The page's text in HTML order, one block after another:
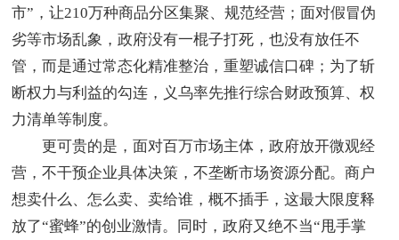
市”，让210万种商品分区集聚、规范经营；面对假冒伪
劣等市场乱象，政府没有一棍子打死，也没有放任不
管，而是通过常态化精准整治，重塑诚信口碑；为了斩
断权力与利益的勾连，义乌率先推行综合财政预算、权
力清单等制度。
更可贵的是，面对百万市场主体，政府放开微观经
营，不干预企业具体决策，不垄断市场资源分配。商户
想卖什么、怎么卖、卖给谁，概不插手，这最大限度释
放了“蜜蜂”的创业激情。同时，政府又绝不当“甩手掌